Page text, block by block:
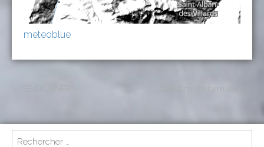
meteoblue
P
s
← bulletins d’information